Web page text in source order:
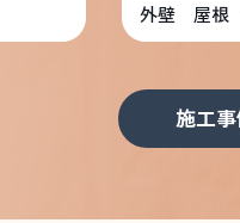
外壁 屋根
施工